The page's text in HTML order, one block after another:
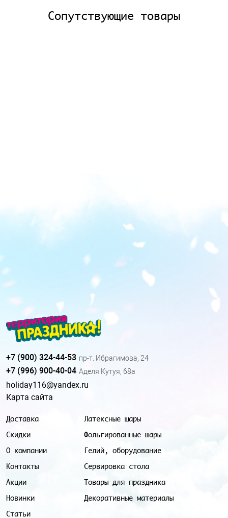
Сопутствующие товары
Доставка
Скидки
О компании
Контакты
Акции
Новинки
Статьи
Латексные шары
Фольгированные шары
Гелий, оборудование
Сервировка стола
Товары для праздника
Декоративные материалы
+7 (900) 324-44-53 пр-т. Ибрагимова, 24
+7 (996) 900-40-04 Аделя Кутуя, 68а
holiday116@yandex.ru
Карта сайта